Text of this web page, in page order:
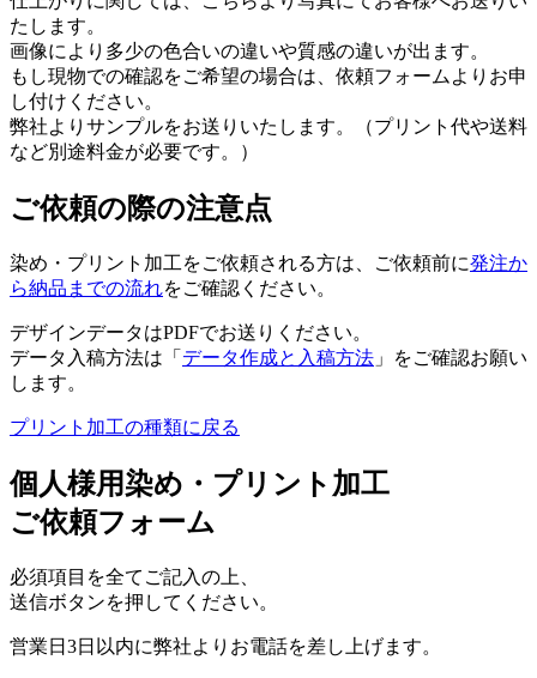
たします。
画像により多少の色合いの違いや質感の違いが出ます。
もし現物での確認をご希望の場合は、依頼フォームよりお申
し付けください。
弊社よりサンプルをお送りいたします。（プリント代や送料
など別途料金が必要です。）
ご依頼の際の注意点
染め・プリント加工をご依頼される方は、ご依頼前に発注か
ら納品までの流れをご確認ください。
デザインデータはPDFでお送りください。
データ入稿方法は「 データ作成と入稿方法 」をご確認お願い
します。
プリント加工の種類に戻る
個人様用染め・プリント加工
ご依頼フォーム
必須項目を全てご記入の上、
送信ボタンを押してください。
営業日3日以内に弊社よりお電話を差し上げます。